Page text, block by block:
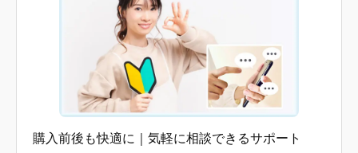
購入前後も快適に｜気軽に相談できるサポート